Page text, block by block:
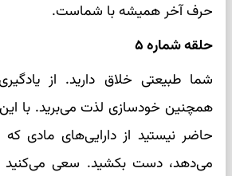
حرف آخر همیشه با شماست.
حلقه شماره ۵
شما طبیعتی خلاق دارید. از
همچنین خودسازی لذت می‌برید. با
حاضر نیستید از دارایی‌های مادی که
می‌دهد، دست بکشید. سعی می‌کنید